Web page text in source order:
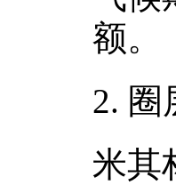
额。
2. 圈
米其